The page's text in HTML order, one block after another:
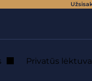
Privatūs